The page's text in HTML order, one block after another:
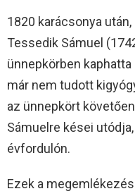
1820 karácsonya
Tessedik Sámuel
ünnepkörben
már nem tudott
az ünnepkört
Sámuelre kései
évfordulón.
Ezek a